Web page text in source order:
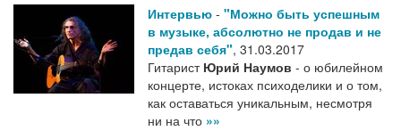
Интервью - "Можно быть успешным
в музыке, абсолютно не продав и не
предав себя", 31.03.2017
Гитарист Юрий Наумов - о юбилейном
концерте, истоках психоделики и о том,
как оставаться уникальным, несмотря
ни на что »»